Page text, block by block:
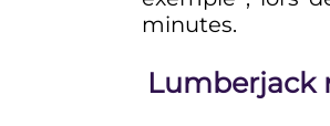
minutes.
Lumberjack